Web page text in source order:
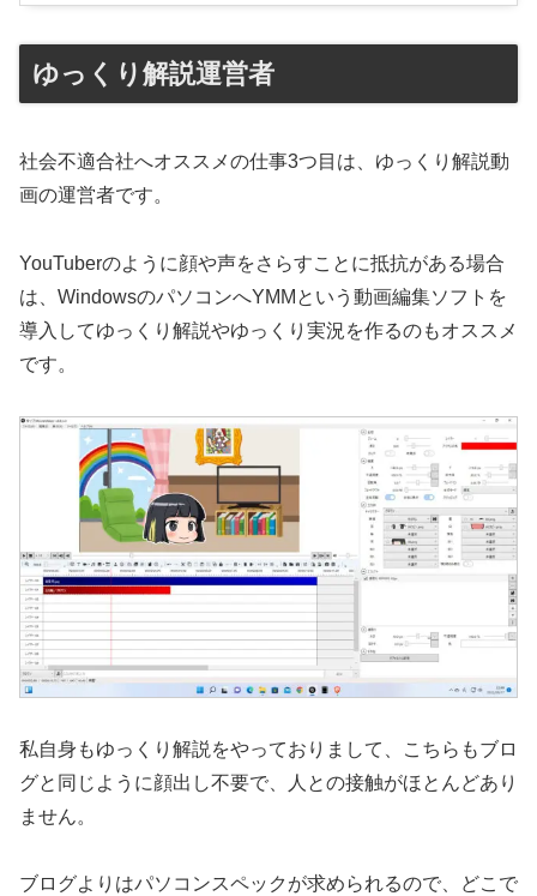
ゆっくり解説運営者
社会不適合社へオススメの仕事3つ目は、ゆっくり解説動
画の運営者です。
YouTuberのように顔や声をさらすことに抵抗がある場合
は、WindowsのパソコンへYMMという動画編集ソフトを
導入してゆっくり解説やゆっくり実況を作るのもオススメ
です。
私自身もゆっくり解説をやっておりまして、こちらもブロ
グと同じように顔出し不要で、人との接触がほとんどあり
ません。
ブログよりはパソコンスペックが求められるので、どこで